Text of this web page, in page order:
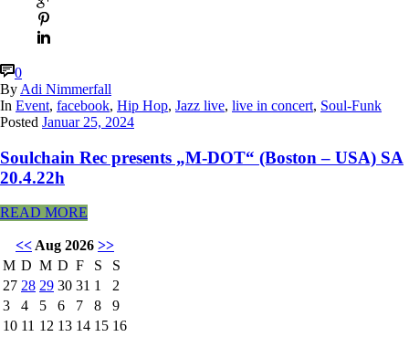
0
By Adi Nimmerfall
In Event, facebook, Hip Hop, Jazz live, live in concert, Soul-Funk
Posted Januar 25, 2024
Soulchain Rec presents „M-DOT“ (Boston – USA) SA
20.4.22h
READ MORE
<< Aug 2026 >>
M D M D F S
S
27 28 29 30 31 1
2
3
4 5 6 7 8
9
10 11 12 13 14 15 16